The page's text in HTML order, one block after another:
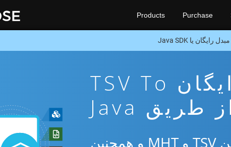
Products Purchase
برنامه تبدیل آنلاین رایگان TSV To
از برنامه رایگان آنلاین یا Java SDK برای تبدیل بین TSV و MHT و همچنین